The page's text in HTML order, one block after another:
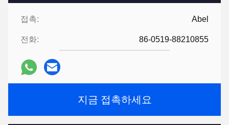
접촉: Abel
전화: 86-0519-88210855
지금 접촉하세요